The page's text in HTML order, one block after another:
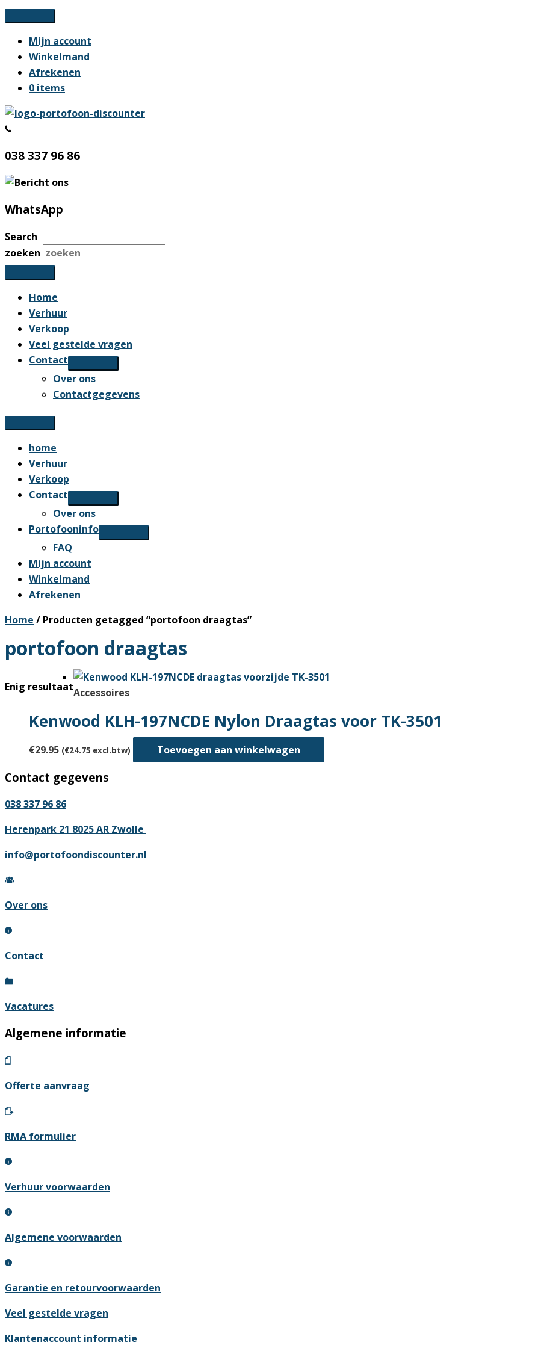
Ga
naar
inhoud
Mijn account
Winkelmand
Afrekenen
0 items
038 337 96 86
WhatsApp
Search
zoeken
Home
Verhuur
Verkoop
Veel gestelde vragen
Contact
Over ons
Contactgegevens
home
Verhuur
Verkoop
Contact
Over ons
Portofooninfo
FAQ
Mijn account
Winkelmand
Afrekenen
Home / Producten getagged “portofoon draagtas”
portofoon draagtas
Enig resultaatAccessoires
Kenwood KLH-197NCDE Nylon Draagtas voor TK-3501
€29.95 (€24.75 excl.btw) Toevoegen aan winkelwagen
Contact gegevens
038 337 96 86
Herenpark 21 8025 AR Zwolle
info@portofoondiscounter.nl
Over ons
Contact
Vacatures
Algemene informatie
Offerte aanvraag
RMA formulier
Verhuur voorwaarden
Algemene voorwaarden
Garantie en retourvoorwaarden
Veel gestelde vragen
Klantenaccount informatie